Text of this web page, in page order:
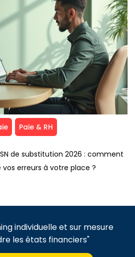
Paie & RH
de substitution 2026 : comment
vos erreurs à votre place ?
individuelle et sur mesure
les états financiers"